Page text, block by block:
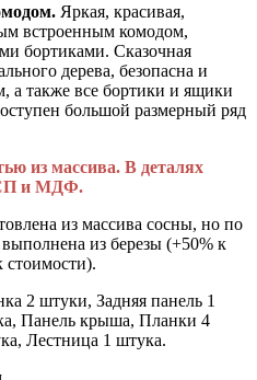
Яркая, красивая,
встроенным комодом,
бортиками. Сказочная
дерева, безопасна и
а также все бортики и ящики
большой размерный ряд
из массива. В деталях
и МДФ.
из массива сосны, но по
из березы (+50% к
стоимости).
2 штуки, Задняя панель 1
Панель крыша, Планки 4
Лестница 1 штука.